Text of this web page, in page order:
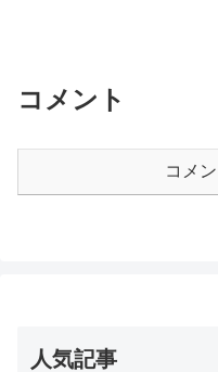
コメント
コメ
人気記事